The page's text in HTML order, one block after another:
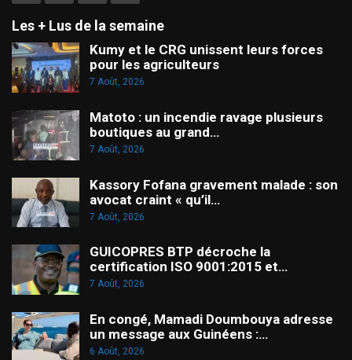
Les + Lus de la semaine
Kumy et le CRG unissent leurs forces
pour les agriculteurs
7 Août, 2026
Matoto : un incendie ravage plusieurs
boutiques au grand…
7 Août, 2026
Kassory Fofana gravement malade : son
avocat craint « qu’il…
7 Août, 2026
GUICOPRES BTP décroche la
certification ISO 9001:2015 et…
7 Août, 2026
En congé, Mamadi Doumbouya adresse
un message aux Guinéens :…
6 Août, 2026